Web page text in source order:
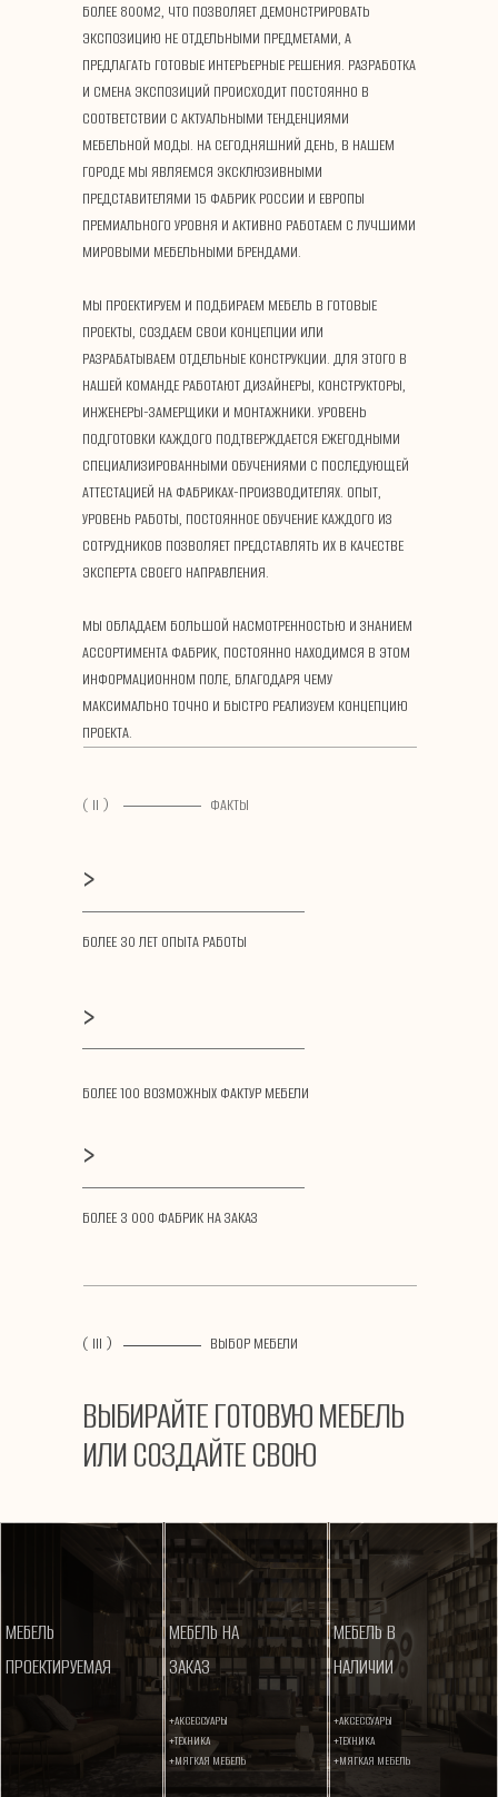
БОЛЕЕ 800М2, ЧТО ПОЗВОЛЯЕТ ДЕМОНСТРИРОВАТЬ
ЭКСПОЗИЦИЮ НЕ ОТДЕЛЬНЫМИ ПРЕДМЕТАМИ, А
ПРЕДЛАГАТЬ ГОТОВЫЕ ИНТЕРЬЕРНЫЕ РЕШЕНИЯ. РАЗРАБОТКА
И СМЕНА ЭКСПОЗИЦИЙ ПРОИСХОДИТ ПОСТОЯННО В
СООТВЕТСТВИИ С АКТУАЛЬНЫМИ ТЕНДЕНЦИЯМИ
МЕБЕЛЬНОЙ МОДЫ. НА СЕГОДНЯШНИЙ ДЕНЬ, В НАШЕМ
ГОРОДЕ МЫ ЯВЛЯЕМСЯ ЭКСКЛЮЗИВНЫМИ
ПРЕДСТАВИТЕЛЯМИ 15 ФАБРИК РОССИИ И ЕВРОПЫ
ПРЕМИАЛЬНОГО УРОВНЯ И АКТИВНО РАБОТАЕМ С ЛУЧШИМИ
МИРОВЫМИ МЕБЕЛЬНЫМИ БРЕНДАМИ.
МЫ ПРОЕКТИРУЕМ И ПОДБИРАЕМ МЕБЕЛЬ В ГОТОВЫЕ
ПРОЕКТЫ, СОЗДАЕМ СВОИ КОНЦЕПЦИИ ИЛИ
РАЗРАБАТЫВАЕМ ОТДЕЛЬНЫЕ КОНСТРУКЦИИ. ДЛЯ ЭТОГО В
НАШЕЙ КОМАНДЕ РАБОТАЮТ ДИЗАЙНЕРЫ, КОНСТРУКТОРЫ,
ИНЖЕНЕРЫ-ЗАМЕРЩИКИ И МОНТАЖНИКИ. УРОВЕНЬ
ПОДГОТОВКИ КАЖДОГО ПОДТВЕРЖДАЕТСЯ ЕЖЕГОДНЫМИ
СПЕЦИАЛИЗИРОВАННЫМИ ОБУЧЕНИЯМИ С ПОСЛЕДУЮЩЕЙ
АТТЕСТАЦИЕЙ НА ФАБРИКАХ-ПРОИЗВОДИТЕЛЯХ. ОПЫТ,
УРОВЕНЬ РАБОТЫ, ПОСТОЯННОЕ ОБУЧЕНИЕ КАЖДОГО ИЗ
СОТРУДНИКОВ ПОЗВОЛЯЕТ ПРЕДСТАВЛЯТЬ ИХ В КАЧЕСТВЕ
ЭКСПЕРТА СВОЕГО НАПРАВЛЕНИЯ.
МЫ ОБЛАДАЕМ БОЛЬШОЙ НАСМОТРЕННОСТЬЮ И ЗНАНИЕМ
АССОРТИМЕНТА ФАБРИК, ПОСТОЯННО НАХОДИМСЯ В ЭТОМ
ИНФОРМАЦИОННОМ ПОЛЕ, БЛАГОДАРЯ ЧЕМУ
МАКСИМАЛЬНО ТОЧНО И БЫСТРО РЕАЛИЗУЕМ КОНЦЕПЦИЮ
ПРОЕКТА.
( II ) ФАКТЫ
>
БОЛЕЕ 30 ЛЕТ ОПЫТА РАБОТЫ
>
БОЛЕЕ 100 ВОЗМОЖНЫХ ФАКТУР МЕБЕЛИ
>
БОЛЕЕ 3 000 ФАБРИК НА ЗАКАЗ
ВЫБИРАЙТЕ ГОТОВУЮ МЕБЕЛЬ
ИЛИ СОЗДАЙТЕ СВОЮ
( III ) ВЫБОР МЕБЕЛИ
МЕБЕЛЬ
ПРОЕКТИРУЕМАЯ
МЕБЕЛЬ В
НАЛИЧИИ
+АКСЕССУАРЫ
+ТЕХНИКА
+МЯГКАЯ МЕБЕЛЬ
МЕБЕЛЬНА
ЗАКАЗ
+АКСЕССУАРЫ
+ТЕХНИКА
+МЯГКАЯ МЕБЕЛЬ